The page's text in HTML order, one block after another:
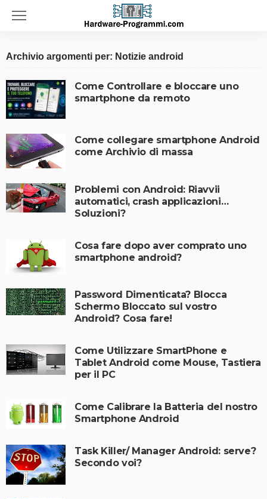
Archivio argomenti per: Notizie android
Come Controllare e bloccare uno
smartphone da remoto
Come collegare smartphone Android
come Archivio di massa
Problemi con Android: Riavvii
automatici, crash applicazioni…
Soluzioni?
Cosa fare dopo aver comprato uno
smartphone android?
Password Dimenticata? Blocca
Schermo Bloccato sul vostro
Android? Cosa fare!
Come Utilizzare SmartPhone e
Tablet Android come Mouse, Tastiera
per il PC
Come Calibrare la Batteria del nostro
Smartphone Android
Task Killer/ Manager Android: serve?
Secondo voi?